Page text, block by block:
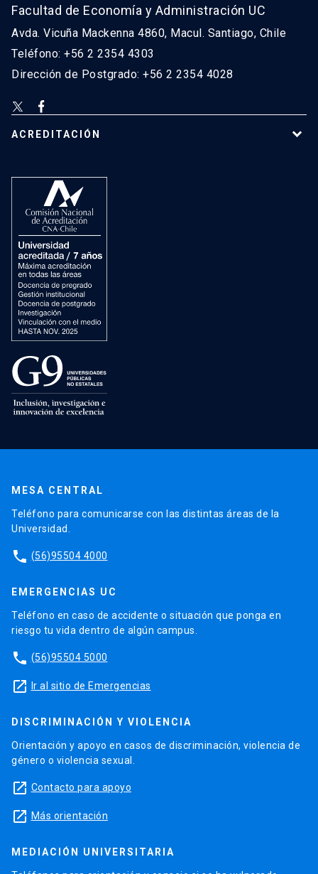
Facultad de Economía y Administración UC
Avda. Vicuña Mackenna 4860, Macul. Santiago, Chile
Teléfono: +56 2 2354 4303
Dirección de Postgrado: +56 2 2354 4028
ACREDITACIÓN
MESA CENTRAL
Teléfono para comunicarse con las distintas áreas de la
Universidad.
phone (56)95504 4000
EMERGENCIAS UC
Teléfono en caso de accidente o situación que ponga en
riesgo tu vida dentro de algún campus.
phone (56)95504 5000
launch Ir al sitio de Emergencias
DISCRIMINACIÓN Y VIOLENCIA
Orientación y apoyo en casos de discriminación, violencia de
género o violencia sexual.
launch Contacto para apoyo
launch Más orientación
MEDIACIÓN UNIVERSITARIA